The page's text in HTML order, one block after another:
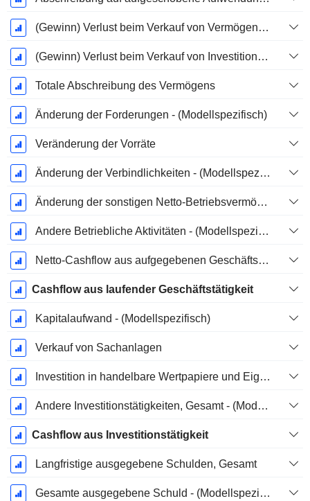
(Gewinn) Verlust beim Verkauf von Vermögenswerten - (CF)
(Gewinn) Verlust beim Verkauf von Investitionen - (CF)
Totale Abschreibung des Vermögens
Änderung der Forderungen - (Modellspezifisch)
Veränderung der Vorräte
Änderung der Verbindlichkeiten - (Modellspezifisch)
Änderung der sonstigen Netto-Betriebsvermögen (gesammelt)
Andere Betriebliche Aktivitäten - (Modellspezifisch)
Netto-Cashflow aus aufgegebenen Geschäftsbereichen
Cashflow aus laufender Geschäftstätigkeit
Kapitalaufwand - (Modellspezifisch)
Verkauf von Sachanlagen
Investition in handelbare Wertpapiere und Eigenkapitalinstrumente, Gesamt - (Modellspezifisch)
Andere Investitionstätigkeiten, Gesamt - (Modellspezifisch)
Cashflow aus Investitionstätigkeit
Langfristige ausgegebene Schulden, Gesamt
Gesamte ausgegebene Schuld - (Modellspezifisch)